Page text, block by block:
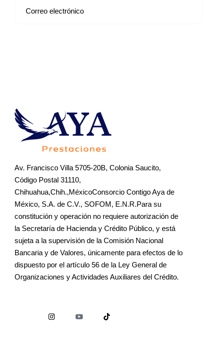
Av. Francisco Villa 5705-20B, Colonia Saucito,
Código Postal 31110,
Chihuahua,Chih.,MéxicoConsorcio Contigo Aya de
México, S.A. de C.V., SOFOM, E.N.R.Para su
constitución y operación no requiere autorización de
la Secretaría de Hacienda y Crédito Público, y está
sujeta a la supervisión de la Comisión Nacional
Bancaria y de Valores, únicamente para efectos de lo
dispuesto por el artículo 56 de la Ley General de
Organizaciones y Actividades Auxiliares del Crédito.